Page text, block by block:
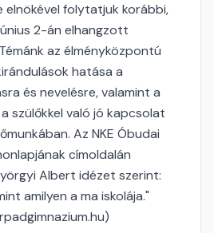
elnökével folytatjuk korábbi,
2-án elhangzott
az élményközpontú
hatása a
és nevelésre, valamint a
szülőkkel való jó kapcsolat
Az NKE Óbudai
címoldalán
Albert idézet szerint:
amilyen a ma iskolája."